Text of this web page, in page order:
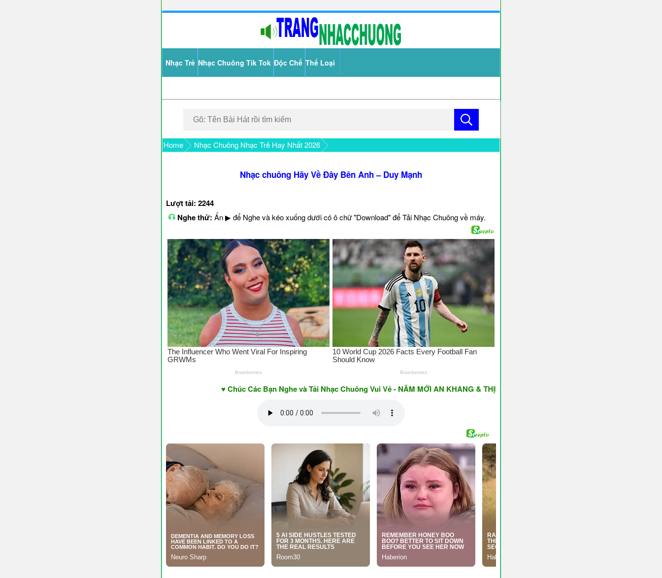
Nhạc Trẻ Nhạc Chuông Tik Tok Độc Chế Thể Loại
Home Nhạc Chuông Nhạc Trẻ Hay Nhất 2026
Nhạc chuông Hãy Về Đây Bên Anh – Duy Mạnh
Lượt tải: 2244
Nghe thử: Ấn ▶ để Nghe và kéo xuống dưới có ô chữ "Download" để Tải Nhạc Chuông về máy.
♥ Chúc Các Bạn Nghe và Tải Nhạc Chuông Vui Vẻ - NĂM MỚI AN KHANG & THỊNH VƯỢNG ♥ Have A Nice Day ♥